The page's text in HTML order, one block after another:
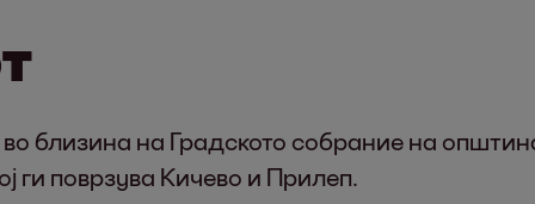
близина на Градското собрание на
ги поврзува Кичево и Прилеп.